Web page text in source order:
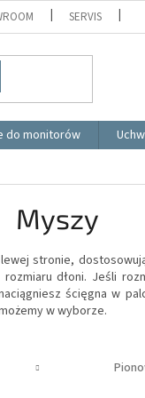
SERVIS
do monitorów
Myszy
stronie,
dłoni. Jeśli
ścięgna w
w wyborze.